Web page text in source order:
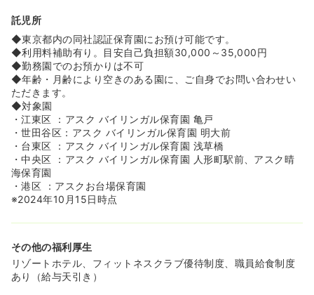
託児所
◆東京都内の同社認証保育園にお預け可能です。
◆利用料補助有り。目安自己負担額30,000～35,000円
◆勤務園でのお預かりは不可
◆年齢・月齢により空きのある園に、ご自身でお問い合わせい
ただきます。
◆対象園
・江東区 ：アスク バイリンガル保育園 亀戸
・世田谷区：アスク バイリンガル保育園 明大前
・台東区 ：アスク バイリンガル保育園 浅草橋
・中央区 ：アスク バイリンガル保育園 人形町駅前、アスク晴
海保育園
・港区 ：アスクお台場保育園
※2024年10月15日時点
その他の福利厚生
リゾートホテル、フィットネスクラブ優待制度、職員給食制度
あり（給与天引き）